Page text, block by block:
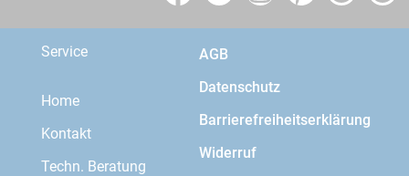
Service
Home
Kontakt
Techn. Beratung
AGB
Datenschutz
Barrierefreiheitserklärung
Widerruf